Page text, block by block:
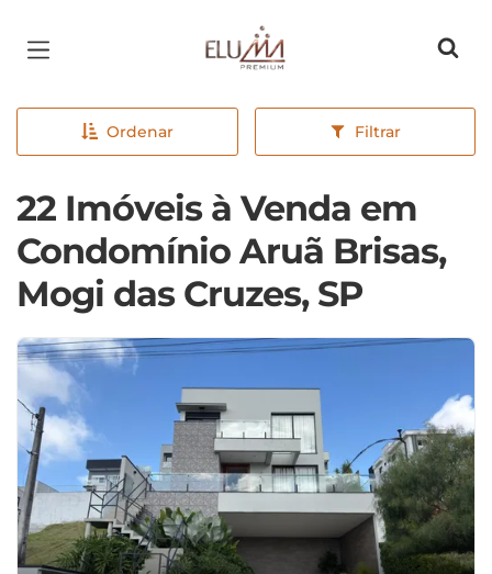
Página inicial
Ordenar Filtrar
22 Imóveis à Venda em
Condomínio Aruã Brisas,
Mogi das Cruzes, SP